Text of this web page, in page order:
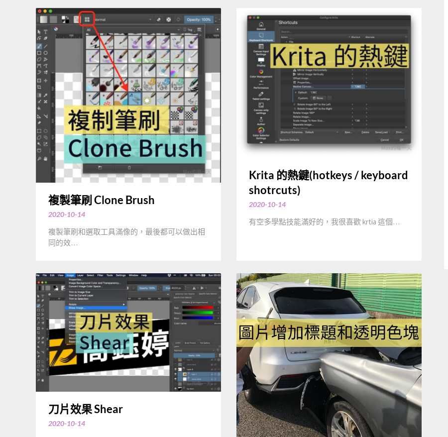
複製筆刷 Clone Brush
2020-10-14
複製筆刷和選取工具滿像的，最後都可以做出相
同的效…
Krita 的熱鍵(hotkeys / keyboard
shotrcuts)
2020-10-14
有空多學點技能滿好的，我很喜歡 krtia 這個…
刀片效果 Shear
2020-10-14